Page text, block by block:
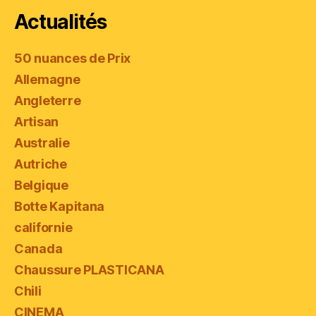
Actualités
50 nuances de Prix
Allemagne
Angleterre
Artisan
Australie
Autriche
Belgique
Botte Kapitana
californie
Canada
Chaussure PLASTICANA
Chili
CINEMA